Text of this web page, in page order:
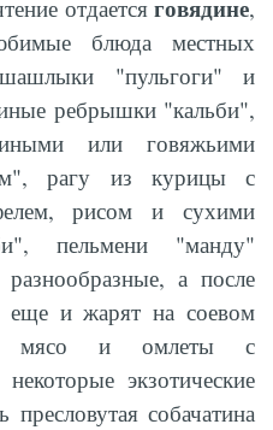
отдаетсяговядине,
блюда местных
"пульгоги" и
ребрышки "кальби",
или говяжьими
рагу из курицы с
рисом и сухими
пельмени "манду"
а после
еще и жарят на соевом
мясо и омлеты с
экзотические
собачатина